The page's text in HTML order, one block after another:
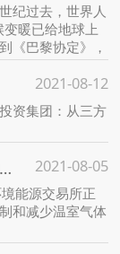
纪过去，世界人
暖已给地球上
《巴黎协定》，
2021-08-12
资集团：从三方
减污降碳“春江水暖”，环保行业积极响应并实践 2021-08-05
能源交易所正
和减少温室气体